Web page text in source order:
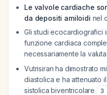
Le valvole cardiache
da depositi amiloidi nel
Gli studi ecocardiografici
funzione cardiaca
necessariamente la
Vutrisiran ha dimostrato
diastolica e ha attenuato
sistolica biventricolare
3